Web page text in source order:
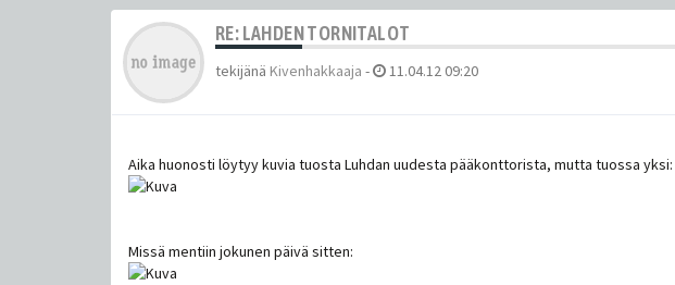
RE: LAHDEN TORNITALOT
tekijänä Kivenhakkaaja - 11.04.12 09:20
Aika huonosti löytyy kuvia tuosta Luhdan uudesta pääkonttorista, mutta tuossa yksi:
Missä mentiin jokunen päivä sitten: